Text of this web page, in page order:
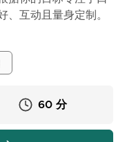
、互动且量身定制。
60 分